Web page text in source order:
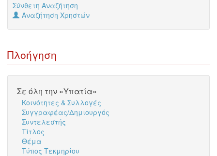
Σύνθετη Αναζήτηση
Αναζήτηση Χρηστών
Πλοήγηση
Σε όλη την «Υπατία»
Κοινότητες & Συλλογές
Συγγραφέας/Δημιουργός
Συντελεστής
Τίτλος
Θέμα
Τύπος Τεκμηρίου